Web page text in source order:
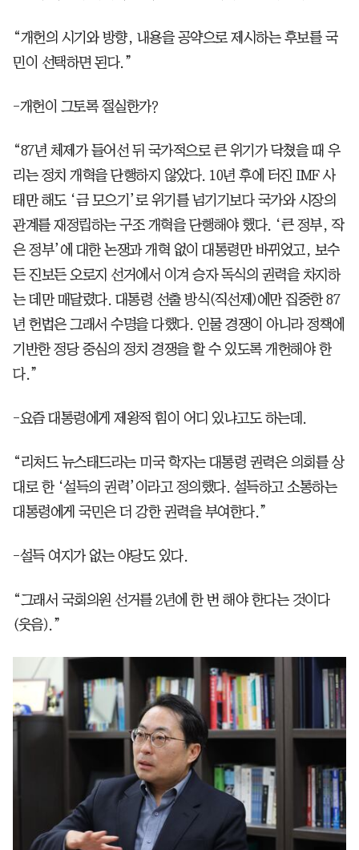
“개헌의 시기와 방향, 내용을 공약으로 제시하는 후보를 국
민이 선택하면 된다.”
-개헌이 그토록 절실한가?
“87년 체제가 들어선 뒤 국가적으로 큰 위기가 닥쳤을 때 우
리는 정치 개혁을 단행하지 않았다. 10년 후에 터진 IMF 사
태만 해도 ‘금 모으기’로 위기를 넘기기보다 국가와 시장의
관계를 재정립하는 구조 개혁을 단행해야 했다. ‘큰 정부, 작
은 정부’에 대한 논쟁과 개혁 없이 대통령만 바뀌었고, 보수
든 진보든 오로지 선거에서 이겨 승자 독식의 권력을 차지하
는 데만 매달렸다. 대통령 선출 방식(직선제)에만 집중한 87
년 헌법은 그래서 수명을 다했다. 인물 경쟁이 아니라 정책에
기반한 정당 중심의 정치 경쟁을 할 수 있도록 개헌해야 한
다.”
-요즘 대통령에게 제왕적 힘이 어디 있냐고도 하는데.
“리처드 뉴스태드라는 미국 학자는 대통령 권력은 의회를 상
대로 한 ‘설득의 권력’이라고 정의했다. 설득하고 소통하는
대통령에게 국민은 더 강한 권력을 부여한다.”
-설득 여지가 없는 야당도 있다.
“그래서 국회의원 선거를 2년에 한 번 해야 한다는 것이다
(웃음).”